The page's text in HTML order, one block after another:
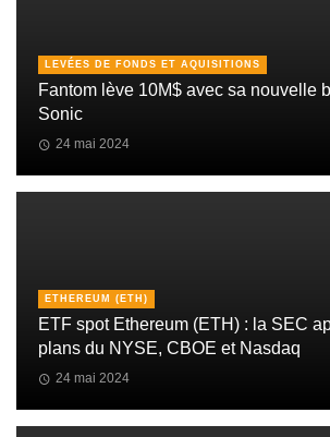
LEVÉES DE FONDS ET AQUISITIONS
Fantom lève 10M$ avec sa nouvelle
Sonic
24 mai 2024
ETHEREUM (ETH)
ETF spot Ethereum (ETH) : la SEC
plans du NYSE, CBOE et Nasdaq
24 mai 2024